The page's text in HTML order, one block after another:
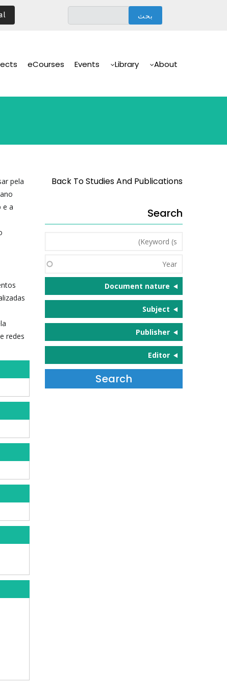
Navigation
About
Library
Events
eCourses
pela
e a
redes
Back To Studies And Publications
Search
Keyword
(s)
Year
Document nature
Subject
Publisher
Editor